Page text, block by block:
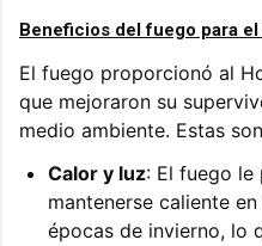
Beneficios del fuego para
El fuego proporcionó al
que mejoraron su
medio ambiente. Estas
Calor y luz: El fuego
mantenerse caliente
épocas de invierno, lo